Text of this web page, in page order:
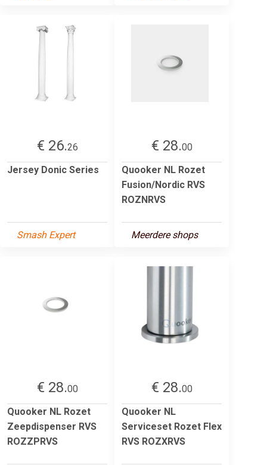
€ 26.26
Jersey Donic Series
Smash Expert
€ 28.00
Quooker NL Rozet
Fusion/Nordic RVS
ROZNRVS
Meerdere shops
€ 28.00
Quooker NL Rozet
Zeepdispenser RVS
ROZZPRVS
€ 28.00
Quooker NL
Serviceset Rozet Flex
RVS ROZXRVS